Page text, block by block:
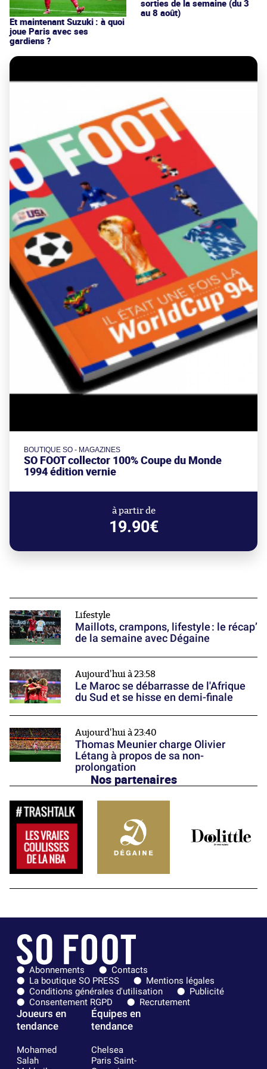
Et maintenant Suzuki : à quoi
joue Paris avec ses
gardiens ?
sorties de la semaine (du 3
au 8 août)
BOUTIQUE SO - MAGAZINES
SO FOOT collector 100% Coupe du Monde
1994 édition vernie
à partir de
19.90€
Lifestyle
Maillots, crampons, lifestyle : le récap’
de la semaine avec Dégaine
Aujourd'hui à 23:58
Le Maroc se débarrasse de l'Afrique
du Sud et se hisse en demi-finale
Aujourd'hui à 23:40
Thomas Meunier charge Olivier
Létang à propos de sa non-
prolongation
Nos partenaires
Abonnements
Contacts
La boutique SO PRESS
Mentions légales
Conditions générales d'utilisation
Publicité
Consentement RGPD
Recrutement
Joueurs en
tendance
Mohamed
Salah
Équipes en
tendance
Chelsea
Paris Saint-